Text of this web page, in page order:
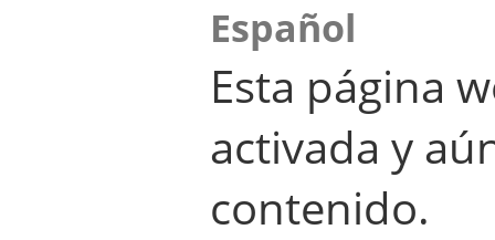
Español
Esta página
activada y
contenido.